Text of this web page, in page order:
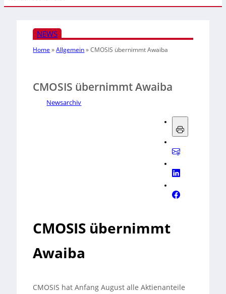
NEWS
Home »Allgemein»CMOSIS übernimmt Awaiba
CMOSIS übernimmt Awaiba
Newsarchiv
CMOSIS übernimmt
Awaiba
CMOSIS hat Anfang August alle Aktienanteile